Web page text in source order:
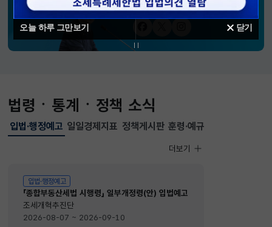
오늘 하루 그만보기 닫기
SNS 채널
법령ㆍ통계ㆍ정책 소식
입법·행정예고
선택됨
입법·행정예고
입법·행정예고
「종합부동산세법 시행령」 일부개정령(안) 입법예고
조세개혁추진단
2026-08-07 ~ 2026-09-10
입법·행정예고
더보기
일일경제지표 정책게시판 훈령·예규